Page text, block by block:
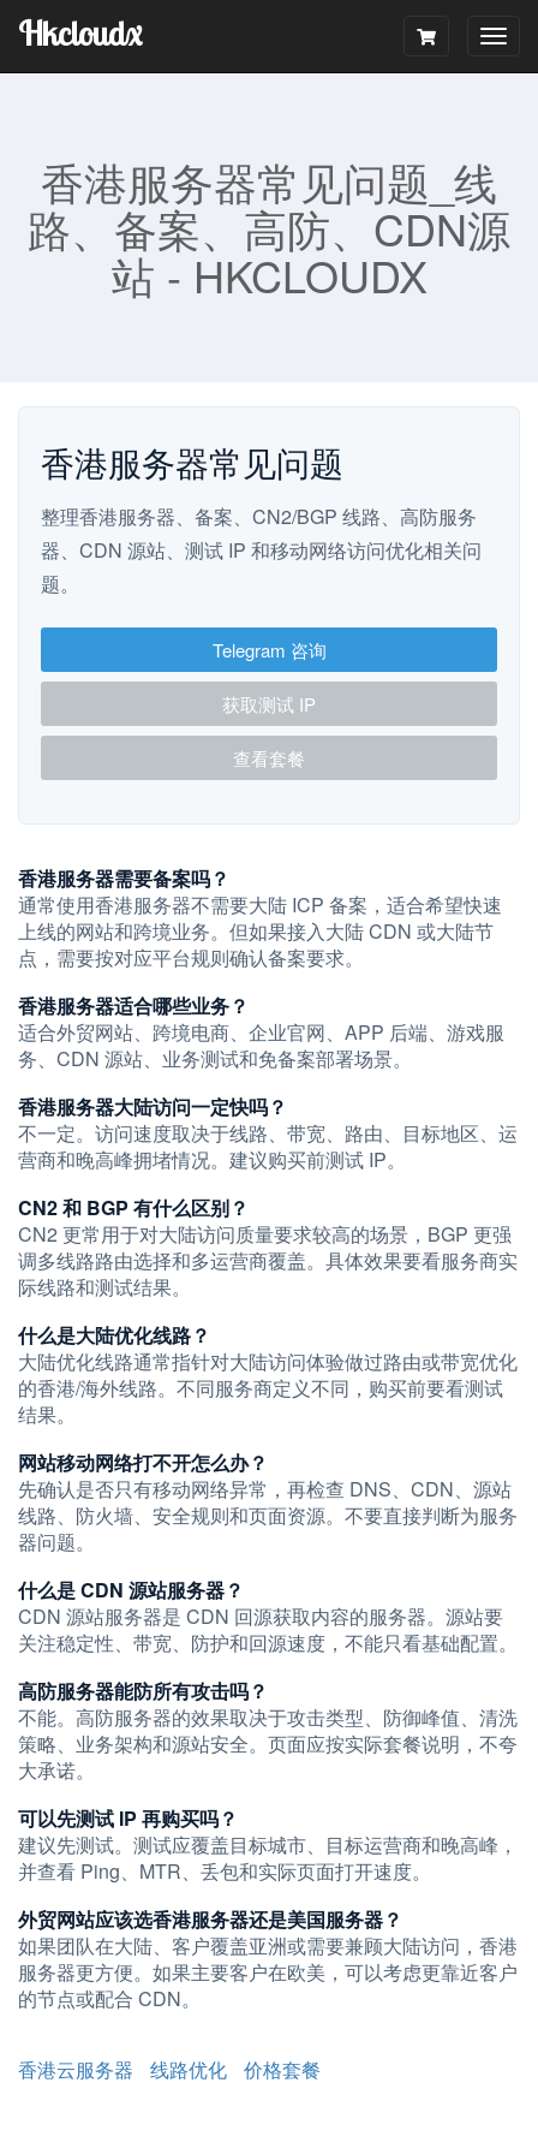
Hkcloudx
香港服务器常见问题_线
路、备案、高防、CDN源
站 - HKCLOUDX
香港服务器常见问题
整理香港服务器、备案、CN2/BGP 线路、高防服务
器、CDN 源站、测试 IP 和移动网络访问优化相关问
题。
Telegram 咨询
获取测试 IP
查看套餐
香港服务器需要备案吗？
通常使用香港服务器不需要大陆 ICP 备案，适合希望快速
上线的网站和跨境业务。但如果接入大陆 CDN 或大陆节
点，需要按对应平台规则确认备案要求。
香港服务器适合哪些业务？
适合外贸网站、跨境电商、企业官网、APP 后端、游戏服
务、CDN 源站、业务测试和免备案部署场景。
香港服务器大陆访问一定快吗？
不一定。访问速度取决于线路、带宽、路由、目标地区、运
营商和晚高峰拥堵情况。建议购买前测试 IP。
CN2 和 BGP 有什么区别？
CN2 更常用于对大陆访问质量要求较高的场景，BGP 更强
调多线路路由选择和多运营商覆盖。具体效果要看服务商实
际线路和测试结果。
什么是大陆优化线路？
大陆优化线路通常指针对大陆访问体验做过路由或带宽优化
的香港/海外线路。不同服务商定义不同，购买前要看测试
结果。
网站移动网络打不开怎么办？
先确认是否只有移动网络异常，再检查 DNS、CDN、源站
线路、防火墙、安全规则和页面资源。不要直接判断为服务
器问题。
什么是 CDN 源站服务器？
CDN 源站服务器是 CDN 回源获取内容的服务器。源站要
关注稳定性、带宽、防护和回源速度，不能只看基础配置。
高防服务器能防所有攻击吗？
不能。高防服务器的效果取决于攻击类型、防御峰值、清洗
策略、业务架构和源站安全。页面应按实际套餐说明，不夸
大承诺。
可以先测试 IP 再购买吗？
建议先测试。测试应覆盖目标城市、目标运营商和晚高峰，
并查看 Ping、MTR、丢包和实际页面打开速度。
外贸网站应该选香港服务器还是美国服务器？
如果团队在大陆、客户覆盖亚洲或需要兼顾大陆访问，香港
服务器更方便。如果主要客户在欧美，可以考虑更靠近客户
的节点或配合 CDN。
香港云服务器 线路优化 价格套餐